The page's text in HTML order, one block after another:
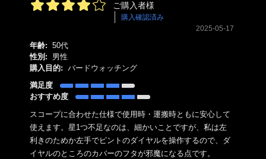
ご購入者様
購入確認済み
2025-05-17
年齢: 50代
性別:
男性
購入目的: バードウォッチング
満足度
おすすめ度
スコープに合わせた仕様で使用時・運搬時ともに安心して
使えます。星1つ不足なのは、細かいことですが、私は左
利きのためか左手でピントのダイヤルを操作するので、ダ
イヤルのところのカバーのフタが邪魔になる点です。